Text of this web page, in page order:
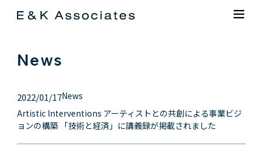
News
2022/01/17News
Artistic Interventions アーティストとの共創による事業ビジ
ョンの構築 「技術と経済」に講義録が掲載されました